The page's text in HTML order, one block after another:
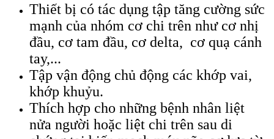
Thiết bị có tác dụng tập tăng cường sức
mạnh của nhóm cơ chi trên như cơ nhị
đầu, cơ tam đầu, cơ delta, cơ quạ cánh
tay,...
Tập vận động chủ động các khớp vai,
khớp khuỷu.
Thích hợp cho những bệnh nhân liệt
nửa người hoặc liệt chi trên sau di